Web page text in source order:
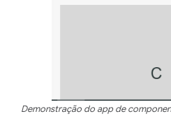
Demonstração do app de